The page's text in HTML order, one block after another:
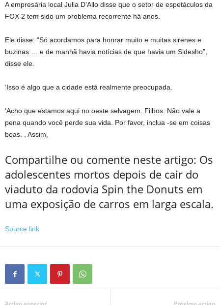
A empresária local Julia D’Allo disse que o setor de espetáculos da
FOX 2 tem sido um problema recorrente há anos.
Ele disse: “Só acordamos para honrar muito e muitas sirenes e
buzinas … e de manhã havia notícias de que havia um Sidesho”,
disse ele.
‘Isso é algo que a cidade está realmente preocupada.
‘Acho que estamos aqui no oeste selvagem. Filhos: Não vale a
pena quando você perde sua vida. Por favor, inclua -se em coisas
boas. , Assim,
Compartilhe ou comente neste artigo: Os
adolescentes mortos depois de cair do
viaduto da rodovia Spin the Donuts em
uma exposição de carros em larga escala.
Source link